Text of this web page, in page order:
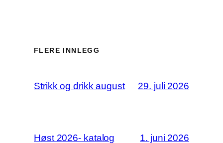
FLERE INNLEGG
Strikk og drikk august 29. juli 2026
Høst 2026- katalog 1. juni 2026